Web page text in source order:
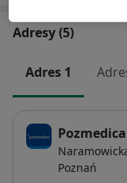
Adresy (5)
Adres 1
Poznań